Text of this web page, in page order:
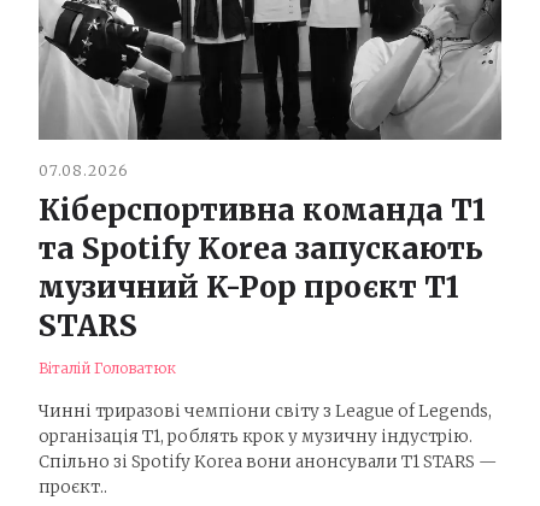
07.08.2026
Кіберспортивна команда T1
та Spotify Korea запускають
музичний K-Pop проєкт T1
STARS
Віталій Головатюк
Чинні триразові чемпіони світу з League of Legends,
організація T1, роблять крок у музичну індустрію.
Спільно зі Spotify Korea вони анонсували T1 STARS —
проєкт..